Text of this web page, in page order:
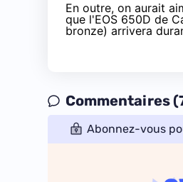
En outre, on aurait
que l'EOS 650D de
bronze) arrivera
Commentaires
Abonnez-vous